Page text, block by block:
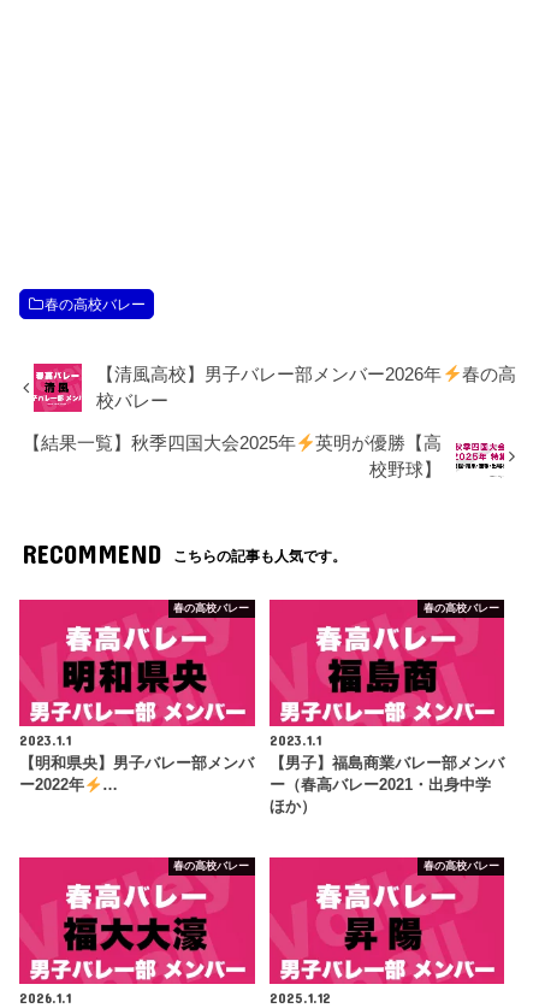
春の高校バレー
【清風高校】男子バレー部メンバー2026年
春の高
校バレー
【結果一覧】秋季四国大会2025年
英明が優勝【高
校野球】
RECOMMEND こちらの記事も人気です。
春の高校バレー
2023.1.1
【明和県央】男子バレー部メンバ
ー2022年
…
春の高校バレー
2023.1.1
【男子】福島商業バレー部メンバ
ー（春高バレー2021・出身中学
ほか）
春の高校バレー
2026.1.1
春の高校バレー
2025.1.12